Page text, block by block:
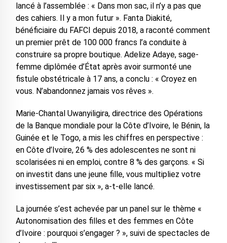
lancé à l’assemblée : « Dans mon sac, il n’y a pas que
des cahiers. Il y a mon futur ». Fanta Diakité,
bénéficiaire du FAFCI depuis 2018, a raconté comment
un premier prêt de 100 000 francs l’a conduite à
construire sa propre boutique. Adelize Adaye, sage-
femme diplômée d’État après avoir surmonté une
fistule obstétricale à 17 ans, a conclu : « Croyez en
vous. N’abandonnez jamais vos rêves ».
Marie-Chantal Uwanyiligira, directrice des Opérations
de la Banque mondiale pour la Côte d’Ivoire, le Bénin, la
Guinée et le Togo, a mis les chiffres en perspective :
en Côte d’Ivoire, 26 % des adolescentes ne sont ni
scolarisées ni en emploi, contre 8 % des garçons. « Si
on investit dans une jeune fille, vous multipliez votre
investissement par six », a-t-elle lancé.
La journée s’est achevée par un panel sur le thème «
Autonomisation des filles et des femmes en Côte
d’Ivoire : pourquoi s’engager ? », suivi de spectacles de